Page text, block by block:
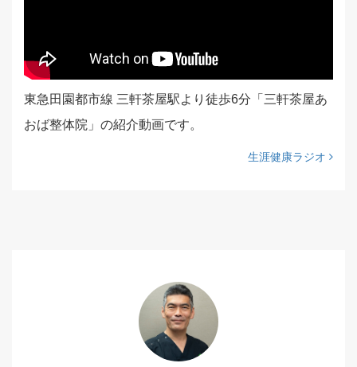
東急田園都市線 三軒茶屋駅より徒歩6分「三軒茶屋あ
おば整体院」の紹介動画です。
生涯健康ラジオ